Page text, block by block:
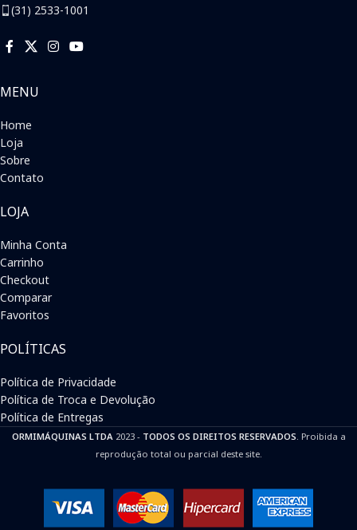
(31) 2533-1001
MENU
Home
Loja
Sobre
Contato
LOJA
Minha Conta
Carrinho
Checkout
Comparar
Favoritos
POLÍTICAS
Política de Privacidade
Política de Troca e Devolução
Política de Entregas
ORMIMÁQUINAS LTDA2023 - TODOS OS DIREITOS RESERVADOS. Proibida a
reprodução total ou parcial deste site.